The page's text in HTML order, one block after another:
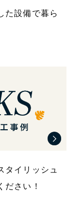
た設備で暮ら
タイリッシュ
ださい！